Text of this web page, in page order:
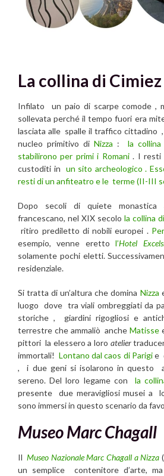
La collina di Cimiez
Infilato un paio di scarpe comode ,
sollevata perché il tempo fuori era
lasciata alle spalle il traffico cittadino
nucleo primitivo di Nizza : la
stabilirono per primi i Romani. I resti
custoditi in un sito archeologico .
resti di un anfiteatro e le terme (II-III
Dopo secoli di quiete monastica
francescano, nel XIX secolo la collina
ritiro prediletto di nobili europei .
esempio, venne erettol’Hotel
solamente pochi eletti.
residenziale.
Si tratta di un’altura che domina Nizza
luogo dove tra viali ombreggiati da
storiche , giardini rigogliosi e
terrestre che ammaliò anche Matisse
pittori la elessero a loro atelier
immortali! Lontano dal caos di Parigie
, i due geni si isolarono in questo
sereno. Del loro legame conla
presente due meravigliosi musei a
sono immersi in questo scenario da
Museo Marc Chagall
IlMuseo Nazionale Marc Chagall a Nizza (
un semplice contenitore d’arte,